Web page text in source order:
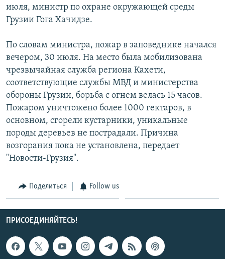
ОБЩЕСТВО
КУЛЬТУРА
СПОРТ
МИР
ГОСТЬ НЕДЕЛИ
ПОЗИЦИЯ
БЛОГИ
ГОЛОСА
ЧИТАЕМ ПРЕССУ
ВИДЕО
ФОТО
АУДИО
ПОДКАСТЫ
АРХИВ РАДИОПРОГРАММЫ
Все сайты РСЕ/РС
июля, министр по охране окружающей среды
Грузии Гога Хачидзе.
По словам министра, пожар в заповеднике начался
вечером, 30 июля. На место была мобилизована
чрезвычайная служба региона Кахети,
соответствующие службы МВД и министерства
обороны Грузии, борьба с огнем велась 15 часов.
Пожаром уничтожено более 1000 гектаров, в
основном, сгорели кустарники, уникальные
породы деревьев не пострадали. Причина
возгорания пока не установлена, передает
"Новости-Грузия".
Поделиться Follow us
ПРИСОЕДИНЯЙТЕСЬ!